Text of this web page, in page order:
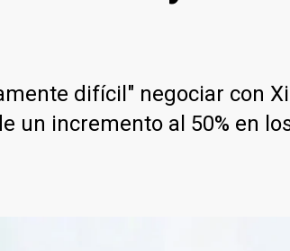
difícil" negociar con
un incremento al 50% en